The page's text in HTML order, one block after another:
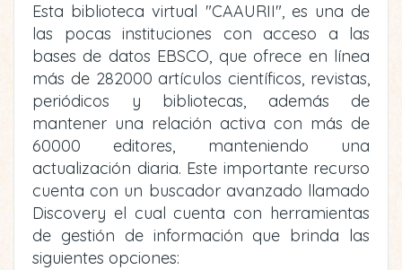
Esta biblioteca virtual "CAAURII", es una de
las pocas instituciones con acceso a las
bases de datos EBSCO, que ofrece en línea
más de 282000 artículos científicos, revistas,
periódicos y bibliotecas, además de
mantener una relación activa con más de
60000 editores, manteniendo una
actualización diaria. Este importante recurso
cuenta con un buscador avanzado llamado
Discovery el cual cuenta con herramientas
de gestión de información que brinda las
siguientes opciones: